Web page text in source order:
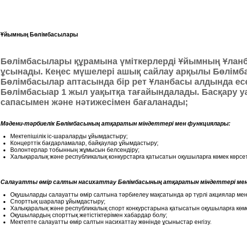
Ұйымның Бөлімбасылары
Бөлімбасылары құрамына үміткерлерді Ұйымның
ұсынады. Кеңес мүшелері ашық сайлау арқылы
Бөлімбасылар аптасында бір рет Ұланбасы алдында
Бөлімбасыар 1 жыл уақытқа тағайындалады.
сапасымен және нәтижесімен бағаланады;
Мәдени-тәрбиелік Бөлімбасының атқаратын міндеттері мен функциялары:
Мектепішілік іс-шараларды ұйымдастыру;
Концерттік бағдарламалар, байқаулар ұйымдастыру;
Волонтерлар тобынның жұмысын белсендіру;
Халықаралық және республикалық конкурстарға қатысатын оқушыларға көмек
Салауатты өмір салтын насихаттау Бөлімбасының атқаратын міндеттері
Оқушыларды салауатты өмір салтына тәрбиелеу мақсатында әр түрлі акциялар мен
Спорттық шаралар ұйымдастыру;
Халықаралық және республикалық спорт конкурстарына қатысатын оқушыларға
Оқушылардың спорттық жетістіктерімен хабардар болу;
Мектепте салауатты өмір салтын насихаттау жөнінде ұсыныстар енгізу.